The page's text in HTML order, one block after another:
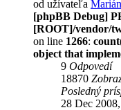
od užívateľa
[phpBB Debug]
[ROOT]/vendor/
on line 1266:
object that
9 Odpovedí
18870
Posledný
28 Dec